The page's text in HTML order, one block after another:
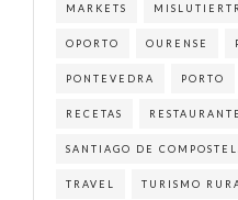
MARKETS
OPORTO OURENSE
PONTEVEDRA PORTO
RECETAS
SANTIAGO DE
TRAVEL TURISMO